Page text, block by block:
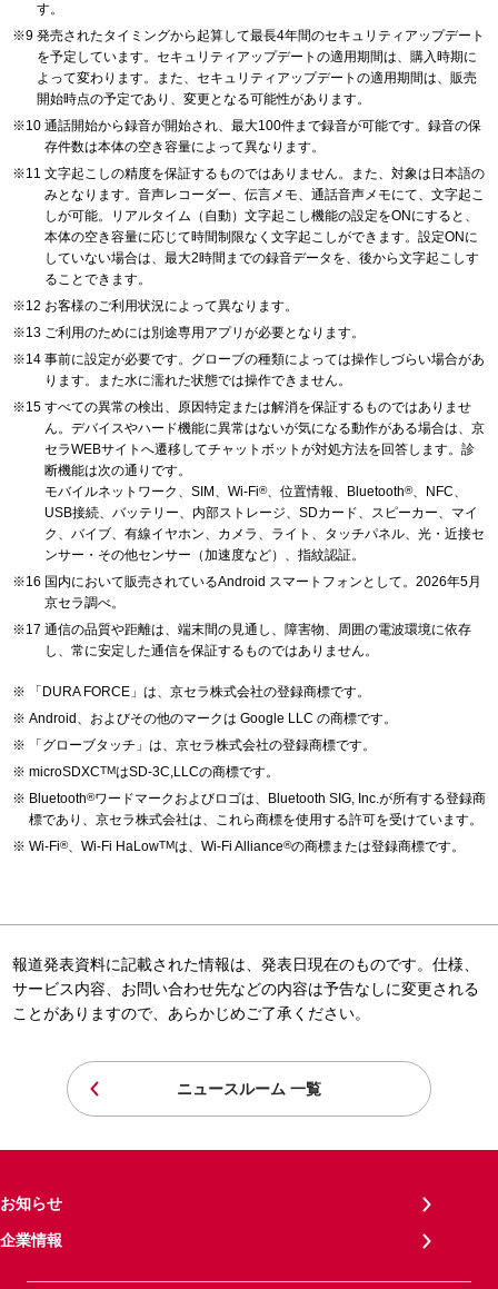
す。
発売されたタイミングから起算して最長4年間のセキュリティアップデート
を予定しています。セキュリティアップデートの適用期間は、購入時期に
よって変わります。また、セキュリティアップデートの適用期間は、販売
開始時点の予定であり、変更となる可能性があります。
通話開始から録音が開始され、最大100件まで録音が可能です。録音の保
存件数は本体の空き容量によって異なります。
文字起こしの精度を保証するものではありません。また、対象は日本語の
みとなります。音声レコーダー、伝言メモ、通話音声メモにて、文字起こ
しが可能。リアルタイム（自動）文字起こし機能の設定をONにすると、
本体の空き容量に応じて時間制限なく文字起こしができます。設定ONに
していない場合は、最大2時間までの録音データを、後から文字起こしす
ることできます。
お客様のご利用状況によって異なります。
ご利用のためには別途専用アプリが必要となります。
事前に設定が必要です。グローブの種類によっては操作しづらい場合があ
ります。また水に濡れた状態では操作できません。
すべての異常の検出、原因特定または解消を保証するものではありませ
ん。デバイスやハード機能に異常はないが気になる動作がある場合は、京
セラWEBサイトへ遷移してチャットボットが対処方法を回答します。診
断機能は次の通りです。
モバイルネットワーク、SIM、Wi-Fi®、位置情報、Bluetooth®、NFC、
USB接続、バッテリー、内部ストレージ、SDカード、スピーカー、マイ
ク、バイブ、有線イヤホン、カメラ、ライト、タッチパネル、光・近接セ
ンサー・その他センサー（加速度など）、指紋認証。
国内において販売されているAndroid スマートフォンとして。2026年5月
京セラ調べ。
通信の品質や距離は、端末間の見通し、障害物、周囲の電波環境に依存
し、常に安定した通信を保証するものではありません。
「DURA FORCE」は、京セラ株式会社の登録商標です。
Android、およびその他のマークは Google LLC の商標です。
「グローブタッチ」は、京セラ株式会社の登録商標です。
microSDXCTMはSD-3C,LLCの商標です。
Bluetooth®ワードマークおよびロゴは、Bluetooth SIG, Inc.が所有する登録商
標であり、京セラ株式会社は、これら商標を使用する許可を受けています。
Wi-Fi®、Wi-Fi HaLowTMは、Wi-Fi Alliance®の商標または登録商標です。
報道発表資料に記載された情報は、発表日現在のものです。仕様、
サービス内容、お問い合わせ先などの内容は予告なしに変更される
ことがありますので、あらかじめご了承ください。
ニュースルーム 一覧
お知らせ
企業情報